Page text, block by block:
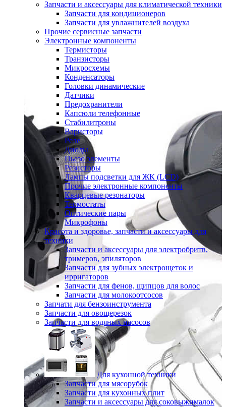
Запчасти и аксессуары для климатической техники
Запчасти для кондиционеров
Запчасти для увлажнителей воздуха
Прочие сервисные запчасти
Электронные компоненты
Термисторы
Транзисторы
Микросхемы
Конденсаторы
Головки динамические
Датчики
Предохранители
Капсюли телефонные
Стабилитроны
Варисторы
Реле
Диоды
Пьезо элементы
Резисторы
Лампы подсветки для ЖК (LCD)
Прочие электронные компоненты
Кварцевые резонаторы
Термостаты
Оптические пары
Микрофоны
Красота и здоровье, запчасти и аксессуары для
техники
Запчасти и аксессуары для электробритв,
тримеров, эпиляторов
Запчасти для зубных электрощеток и
ирригаторов
Запчасти для фенов, щипцов для волос
Запчасти для молокоотсосов
Запчати для бензоинструмента
Запчасти для овощерезок
Запчасти для водяных насосов
Для кухонной техники
Запчасти для мясорубок
Запчасти для кухонных плит
Запчасти и аксессуары для соковыжималок